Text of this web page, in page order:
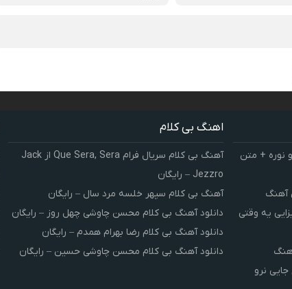
نوره + متن
آهنگ
یه وقتی
نرو
اهنگ بی کلام
آهنگ بی کلام سریال فرام Que Sera, Sera از Jack
Jezzro – رایگان
آهنگ بی کلام سپهر خلسه مرد سال – رایگان
دانلود آهنگ بی کلام محسن چاوشی چهل روز – رایگان
دانلود آهنگ بی کلام رضا بهرام همدم – رایگان
دانلود آهنگ بی کلام محسن چاوشی حسین – رایگان